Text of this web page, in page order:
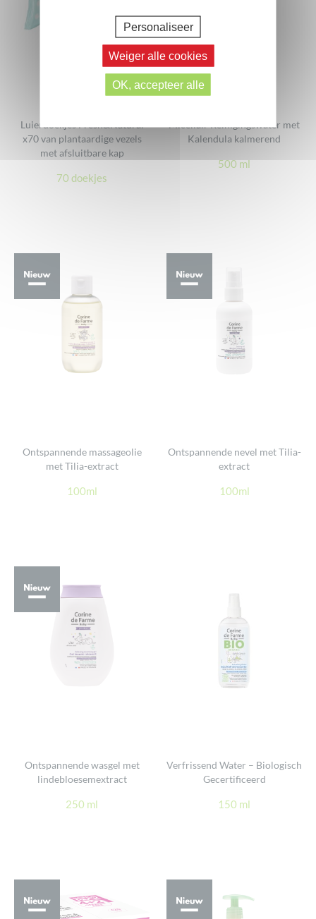
Luierdoekjes Fresh&Natural
x70 van plantaardige vezels
met afsluitbare kap
70 doekjes
Micellair Reinigingswater met
Kalendula kalmerend
500 ml
Ontspannende massageolie
met Tilia-extract
100ml
Ontspannende nevel met Tilia-
extract
100ml
Ontspannende wasgel met
lindebloesemextract
250 ml
Verfrissend Water – Biologisch
Gecertificeerd
150 ml
Personaliseer
Weiger alle cookies
OK, accepteer alle